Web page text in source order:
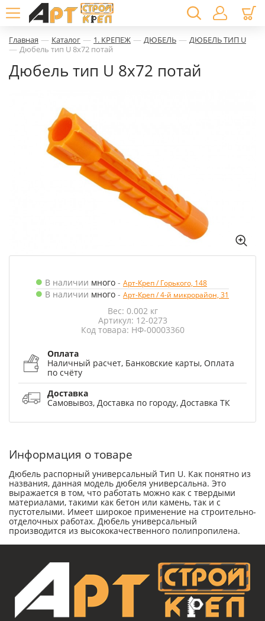
Главная — Каталог — 1. КРЕПЕЖ — ДЮБЕЛЬ — ДЮБЕЛЬ ТИП U
— Дюбель тип U 8х72 потай
Дюбель тип U 8х72 потай
В наличии много - Арт-Креп / Горького, 148
В наличии много - Арт-Креп / 4-й микрорайон, 31
Вес: 0.002 кг
Артикул: 12-0273
Код товара: НФ-00003360
Оплата
Наличный расчет, Банковские карты, Оплата
по счёту
Доставка
Самовывоз, Доставка по городу, Доставка ТК
Информация о товаре
Дюбель распорный универсальный Тип U. Как понятно из
названия, данная модель дюбеля универсальна. Это
выражается в том, что работать можно как с твердыми
материалами, такими как бетон или камень, так и с
пустотелыми. Имеет широкое применение на строительно-
отделочных работах. Дюбель универсальный
производится из высококачественного полипропилена.